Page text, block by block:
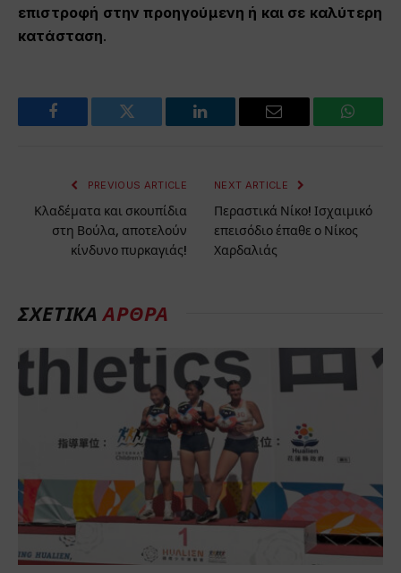
επιστροφή στην προηγούμενη ή και σε καλύτερη
κατάσταση.
Facebook Twitter LinkedIn Email
PREVIOUS ARTICLE
Κλαδέματα και σκουπίδια
στη Βούλα, αποτελούν
κίνδυνο πυρκαγιάς!
NEXT ARTICLE
Περαστικά Νίκο! Ισχαιμικό
επεισόδιο έπαθε ο Νίκος
Χαρδαλιάς
ΣΧΕΤΙΚΑΑΡΘΡΑ